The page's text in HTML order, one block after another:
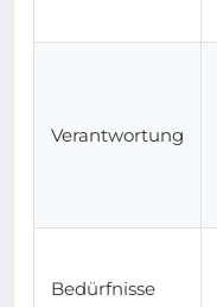
Verantwortung
Bedürfnisse